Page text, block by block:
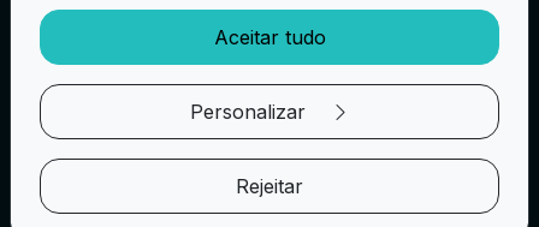
Aceitar tudo
Personalizar
Rejeitar